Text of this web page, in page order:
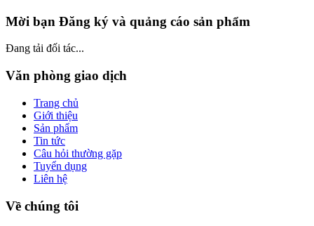
Mời bạn Đăng ký và quảng cáo sản phẩm
Đang tải đối tác...
Văn phòng giao dịch
Trang chủ
Giới thiệu
Sản phẩm
Tin tức
Câu hỏi thường gặp
Tuyển dụng
Liên hệ
Về chúng tôi